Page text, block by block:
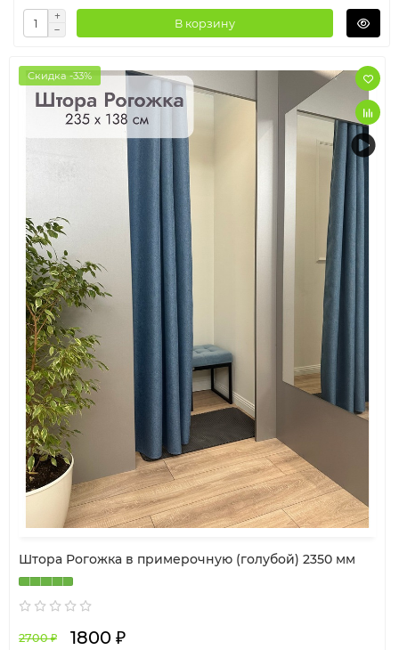
В корзину
Скидка -33%
Штора Рогожка в примерочную (голубой) 2350 мм
2700 ₽ 1800 ₽